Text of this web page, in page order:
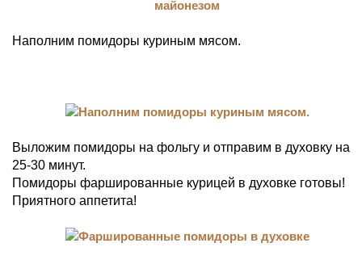
Наполним помидоры куриным мясом.
Выложим помидоры на фольгу и отправим в духовку на
25-30 минут.
Помидоры фаршированные курицей в духовке готовы!
Приятного аппетита!